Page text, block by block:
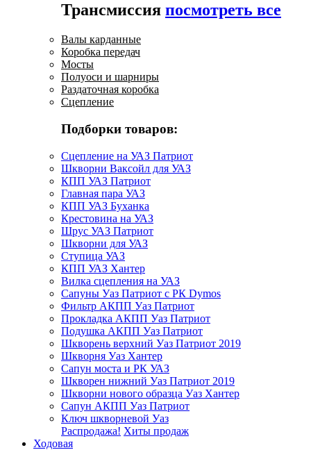
Трансмиссия посмотреть все
Валы карданные
Коробка передач
Мосты
Полуоси и шарниры
Раздаточная коробка
Сцепление
Подборки товаров:
Сцепление на УАЗ Патриот
Шкворни Ваксойл для УАЗ
КПП УАЗ Патриот
Главная пара УАЗ
КПП УАЗ Буханка
Крестовина на УАЗ
Шрус УАЗ Патриот
Шкворни для УАЗ
Ступица УАЗ
КПП УАЗ Хантер
Вилка сцепления на УАЗ
Сапуны Уаз Патриот с РК Dymos
Фильтр АКПП Уаз Патриот
Прокладка АКПП Уаз Патриот
Подушка АКПП Уаз Патриот
Шкворень верхний Уаз Патриот 2019
Шкворня Уаз Хантер
Сапун моста и РК УАЗ
Шкворен нижний Уаз Патриот 2019
Шкворни нового образца Уаз Хантер
Сапун АКПП Уаз Патриот
Ключ шкворневой Уаз
Распродажа! Хиты продаж
Ходовая